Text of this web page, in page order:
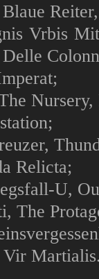
Vrbis
Relicta;
U,
The
Vir